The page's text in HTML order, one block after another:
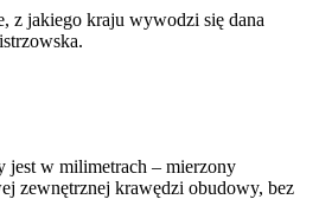
z jakiego kraju wywodzi się dana
jest w milimetrach – mierzony
zewnętrznej krawędzi obudowy, bez